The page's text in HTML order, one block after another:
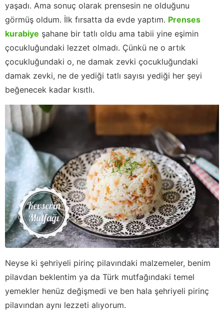
yaşadı. Ama sonuç olarak prensesin ne olduğunu
görmüş oldum. İlk fırsatta da evde yaptım. Prenses
kurabiye şahane bir tatlı oldu ama tabii yine eşimin
çocukluğundaki lezzet olmadı. Çünkü ne o artık
çocukluğundaki o, ne damak zevki çocukluğundaki
damak zevki, ne de yediği tatlı sayısı yediği her şeyi
beğenecek kadar kısıtlı.
Neyse ki şehriyeli pirinç pilavındaki malzemeler, benim
pilavdan beklentim ya da Türk mutfağındaki temel
yemekler henüz değişmedi ve ben hala şehriyeli pirinç
pilavından aynı lezzeti alıyorum.